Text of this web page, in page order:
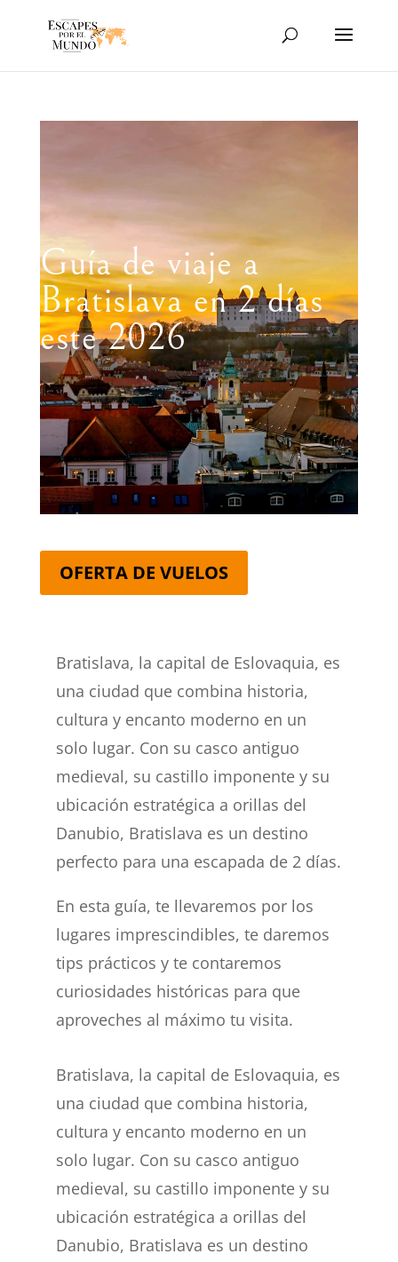
vídeo
Guía de viaje a
Bratislava en 2 días
este 2026
OFERTA DE VUELOS
Bratislava, la capital de Eslovaquia, es
una ciudad que combina historia,
cultura y encanto moderno en un
solo lugar. Con su casco antiguo
medieval, su castillo imponente y su
ubicación estratégica a orillas del
Danubio, Bratislava es un destino
perfecto para una escapada de 2 días.
En esta guía, te llevaremos por los
lugares imprescindibles, te daremos
tips prácticos y te contaremos
curiosidades históricas para que
aproveches al máximo tu visita.
Bratislava, la capital de Eslovaquia, es
una ciudad que combina historia,
cultura y encanto moderno en un
solo lugar. Con su casco antiguo
medieval, su castillo imponente y su
ubicación estratégica a orillas del
Danubio, Bratislava es un destino